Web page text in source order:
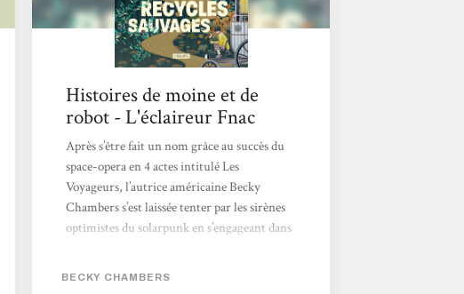
Histoires de moine et de
robot - L'éclaireur Fnac
Après s’être fait un nom grâce au succès du
space-opera en 4 actes intitulé Les
Voyageurs, l’autrice américaine Becky
Chambers s’est laissée tenter par les sirènes
optimistes du solarpunk en s’engageant dans
BECKY CHAMBERS